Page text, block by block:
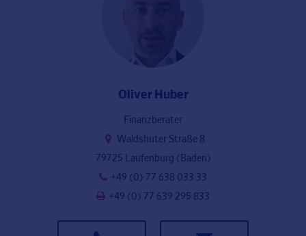
Oliver Huber
Finanzberater
Waldshuter Straße 8
79725 Laufenburg (Baden)
+49 (0) 77 638 033 33
+49 (0) 77 639 295 833